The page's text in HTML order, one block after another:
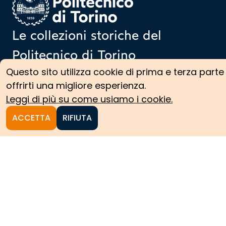
Questo sito utilizza cookie di prima e terza
offrirti una migliore esperienza.
Leggi di più su come usiamo i cookie.
ACCETTA RIFIUTA
Le collezioni storiche del
Politecnico di Torino
CERCA NELLE COLLEZIONI